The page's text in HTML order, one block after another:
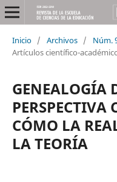
Inicio / Archivos / Núm.
Artículos científico-
GENEALOGÍA
PERSPECTIVA
CÓMO LA
LA TEORÍA